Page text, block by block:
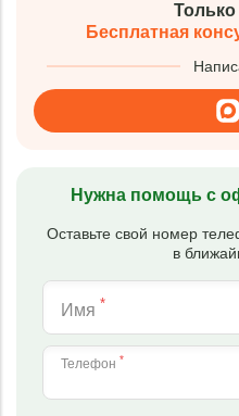
Бесплатная
Нужна помощь с
Оставьте свой номер
в
Имя *
Телефон *